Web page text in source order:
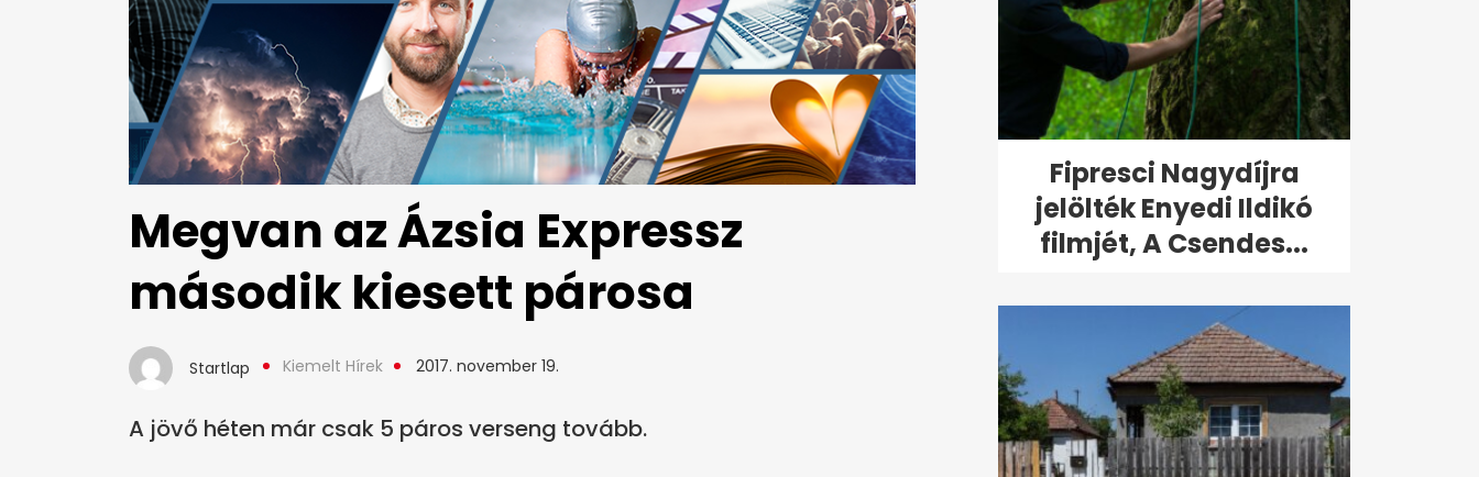
Megvan az Ázsia Expressz
második kiesett párosa
Startlap Kiemelt Hírek 2017. november 19.
A jövő héten már csak 5 páros verseng tovább.
Fipresci Nagydíjra
jelölték Enyedi Ildikó
filmjét, A Csendes...